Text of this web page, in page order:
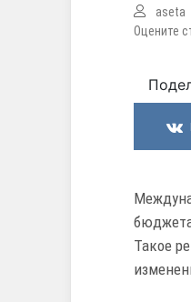
aseta
Оцените
Такое